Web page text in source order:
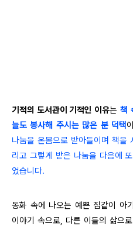
기적의 도서관이 기적인 이유는 책
늘도 봉사해 주시는 많은 분 덕택
나눔을 온몸으로 받아들이며 책을
리고 그렇게 받은 나눔을 다음에
었습니다.
동화 속에 나오는 예쁜 집같이 아
이야기 속으로, 다른 이들의 삶으